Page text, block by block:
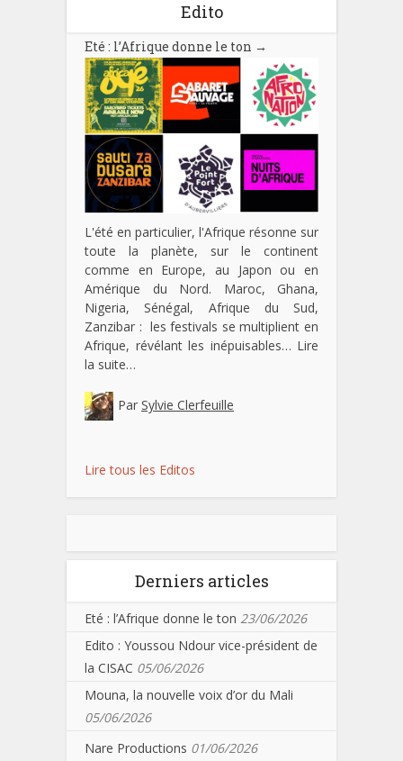
Edito
Eté : l’Afrique donne le ton →
L'été en particulier, l'Afrique résonne sur
toute la planète, sur le continent
comme en Europe, au Japon ou en
Amérique du Nord. Maroc, Ghana,
Nigeria, Sénégal, Afrique du Sud,
Zanzibar : les festivals se multiplient en
Afrique, révélant les inépuisables… Lire
la suite…
Par Sylvie Clerfeuille
Lire tous les Editos
Derniers articles
Eté : l’Afrique donne le ton 23/06/2026
Edito : Youssou Ndour vice-président de
la CISAC 05/06/2026
Mouna, la nouvelle voix d’or du Mali
05/06/2026
Nare Productions 01/06/2026